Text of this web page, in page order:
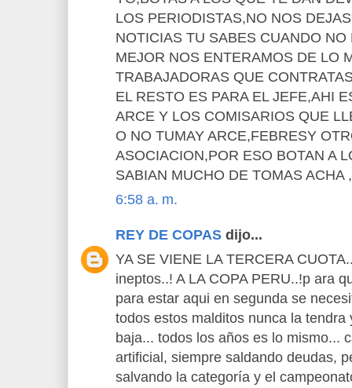
LOS PERIODISTAS,NO NOS
NOTICIAS TU SABES CUANDO
MEJOR NOS ENTERAMOS DE LO
TRABAJADORAS QUE
EL RESTO ES PARA EL JEFE,AHI
ARCE Y LOS COMISARIOS QUE
O NO TUMAY ARCE,FEBRESY
ASOCIACION,POR ESO BOTAN A
SABIAN MUCHO DE TOMAS ACHA
6:58 a. m.
REY DE COPAS dijo...
YA SE VIENE LA TERCERA
ineptos..! A LA COPA PERU..!p ara
para estar aqui en segunda se
todos estos malditos nunca la tendra
baja... todos los años es lo mismo...
artificial, siempre saldando deudas,
salvando la categoría y el